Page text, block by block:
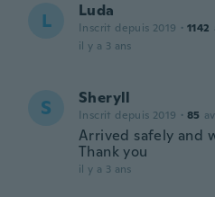
L Luda
Inscrit depuis 2019 · 1142
il y a 3 ans
S Sheryll
Inscrit depuis 2019 · 85
Arrived safely and
Thank you
il y a 3 ans